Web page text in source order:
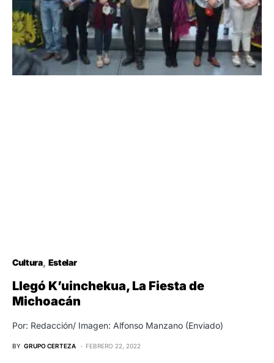
Cultura Estelar
Llegó K’uinchekua, La Fiesta de
Michoacán
Por: Redacción/ Imagen: Alfonso Manzano (Enviado)
BY GRUPO CERTEZA FEBRERO 22, 2022